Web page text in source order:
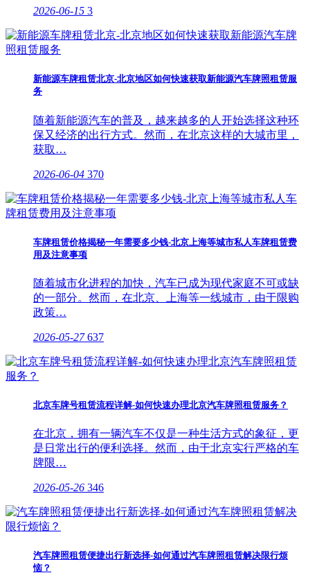
2026-06-15 3
新能源车牌租赁北京-北京地区如何快速获取新能源汽车牌照租赁服
务
随着新能源汽车的普及，越来越多的人开始选择这种环
保又经济的出行方式。然而，在北京这样的大城市里，
获取…
2026-06-04 370
车牌租赁价格揭秘一年需要多少钱-北京上海等城市私人车牌租赁费
用及注意事项
随着城市化进程的加快，汽车已成为现代家庭不可或缺
的一部分。然而，在北京、上海等一线城市，由于限购
政策…
2026-05-27 637
北京车牌号租赁流程详解-如何快速办理北京汽车牌照租赁服务？
在北京，拥有一辆汽车不仅是一种生活方式的象征，更
是日常出行的便利选择。然而，由于北京实行严格的车
牌限…
2026-05-26 346
汽车牌照租赁便捷出行新选择-如何通过汽车牌照租赁解决限行烦
恼？